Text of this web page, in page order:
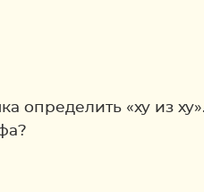
определить «ху из